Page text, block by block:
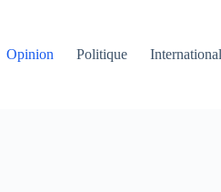
Opinion Politique International